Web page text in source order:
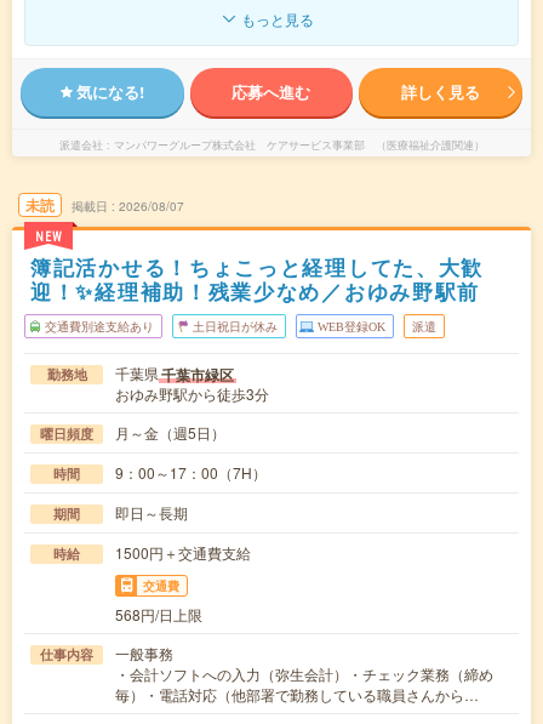
もっと見る
気になる! 応募へ進む 詳しく見る
派遣会社 マンパワーグループ株式会社 ケアサービス事業部 （医療福祉介護関連）
未読
NEW
掲載日 2026/08/07
簿記活かせる！ちょこっと経理してた、大歓
迎！✨経理補助！残業少なめ／おゆみ野駅前
交通費別途支給あり 土日祝日が休み WEB登録OK 派遣
勤務地 千葉県千葉市緑区
おゆみ野駅から徒歩3分
曜日頻度 月～金（週5日）
時間 9：00～17：00（7H）
期間 即日～長期
時給 1500円＋交通費支給
交通費
568円/日上限
仕事内容
一般事務
・会計ソフトへの入力（弥生会計）・チェック業務（締め
毎）・電話対応（他部署で勤務している職員さんから…